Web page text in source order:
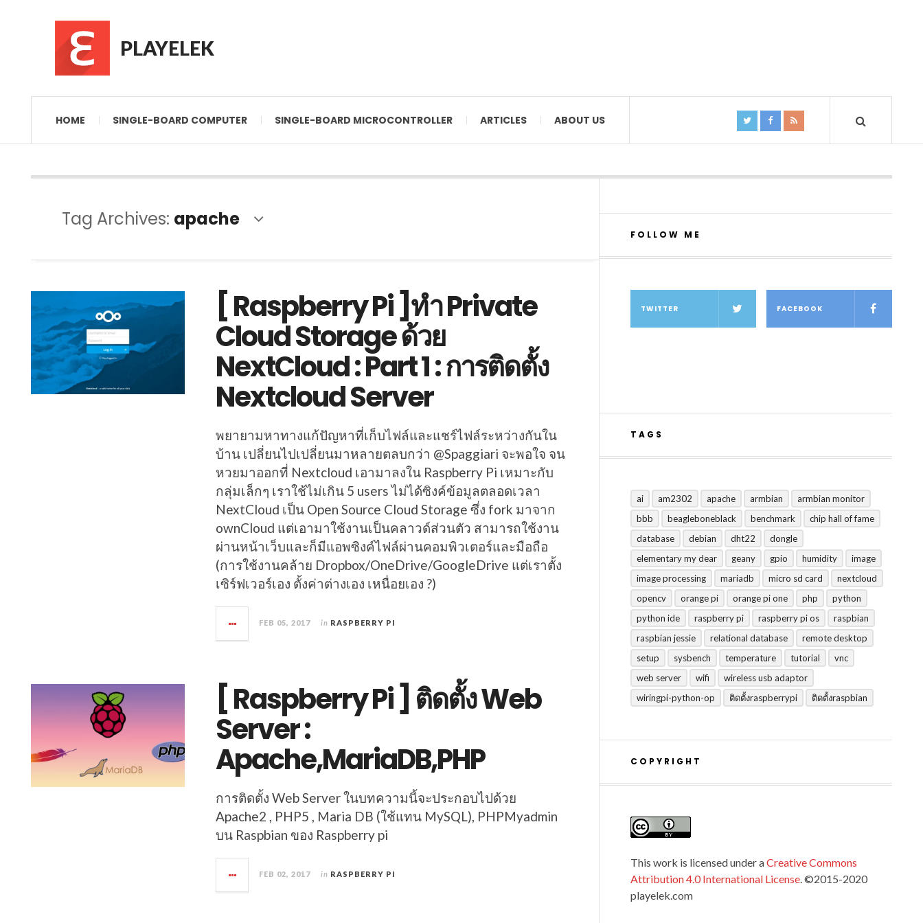
PLAYELEK
HOME SINGLE-BOARD COMPUTER SINGLE-BOARD MICROCONTROLLER ARTICLES ABOUT US
Tag Archives: apache
[ Raspberry Pi ]ทำ Private
Cloud Storage ด้วย
NextCloud : Part 1 : การติดตั้ง
Nextcloud Server
พยายามหาทางแก้ปัญหาที่เก็บไฟล์และแชร์ไฟล์ระหว่างกันใน
บ้าน เปลี่ยนไปเปลี่ยนมาหลายตลบกว่า @Spaggiari จะพอใจ จน
หวยมาออกที่ Nextcloud เอามาลงใน Raspberry Pi เหมาะกับ
กลุ่มเล็กๆ เราใช้ไม่เกิน 5 users ไม่ได้ซิงค์ข้อมูลตลอดเวลา
NextCloud เป็น Open Source Cloud Storage ซึ่ง fork มาจาก
ownCloud แต่เอามาใช้งานเป็นคลาวด์ส่วนตัว สามารถใช้งาน
ผ่านหน้าเว็บและก็มีแอพซิงค์ไฟล์ผ่านคอมพิวเตอร์และมือถือ
(การใช้งานคล้าย Dropbox/OneDrive/GoogleDrive แต่เราตั้ง
เซิร์ฟเวอร์เอง ตั้งค่าต่างเอง เหนื่อยเอง ?)
FEB 05, 2017 in RASPBERRY PI
[ Raspberry Pi ] ติดตั้ง Web
Server :
Apache,MariaDB,PHP
การติดตั้ง Web Server ในบทความนี้จะประกอบไปด้วย
Apache2 , PHP5 , Maria DB (ใช้แทน MySQL), PHPMyadmin
บน Raspbian ของ Raspberry pi
FEB 02, 2017 in RASPBERRY PI
FOLLOW ME
TWITTER FACEBOOK
TAGS
ai am2302 apache armbian
armbian monitor
bbb
beagleboneblack benchmark
chip hall of fame
database
debian dht22
dongle
elementary my dear
geany gpio humidity
image
image processing
mariadb micro sd card
nextcloud
opencv
orange pi orange pi one php
python
python ide
raspberry pi raspberry pi os
raspbian
raspbian jessie
relational database
remote desktop
setup
sysbench temperature tutorial
vnc
web server
wifi
wireless usb adaptor
wiringpi-python-op
ติดตั้งraspberrypi ติดตั้งraspbian
COPYRIGHT
This work is licensed under aCreative Commons
Attribution 4.0 International License. ©2015-2020
playelek.com